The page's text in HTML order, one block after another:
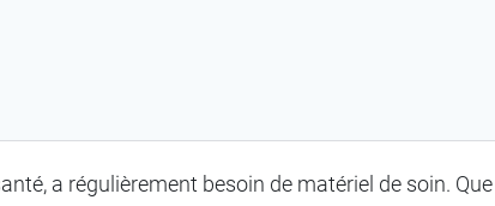
a régulièrement besoin de matériel de soin.